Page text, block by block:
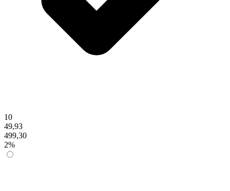
10
49,93
499,30
2%